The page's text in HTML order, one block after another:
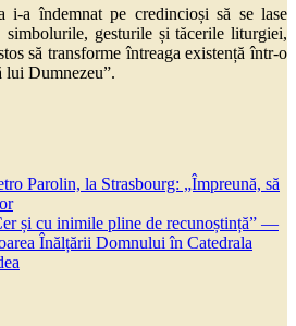
i-a îndemnat pe credincioși să se lase
gesturile și tăcerile liturgiei,
să transforme întreaga existență într-o
lui Dumnezeu”.
Parolin, la Strasbourg: „Împreună, să
și cu inimile pline de recunoștință” —
Înălțării Domnului în Catedrala